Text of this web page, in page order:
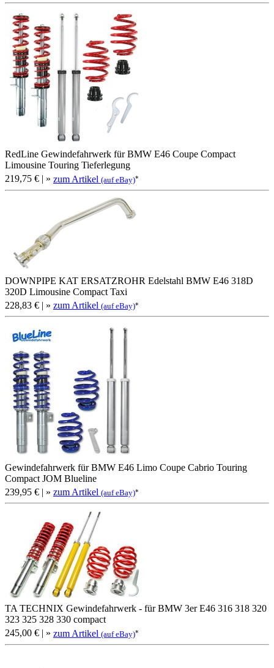
RedLine Gewindefahrwerk für BMW E46 Coupe Compact
Limousine Touring Tieferlegung
219,75 € | » zum Artikel (auf eBay)*
DOWNPIPE KAT ERSATZROHR Edelstahl BMW E46 318D
320D Limousine Compact Taxi
228,83 € | » zum Artikel (auf eBay)*
Gewindefahrwerk für BMW E46 Limo Coupe Cabrio Touring
Compact JOM Blueline
239,95 € | » zum Artikel (auf eBay)*
TA TECHNIX Gewindefahrwerk - für BMW 3er E46 316 318 320
323 325 328 330 compact
245,00 € | » zum Artikel (auf eBay)*